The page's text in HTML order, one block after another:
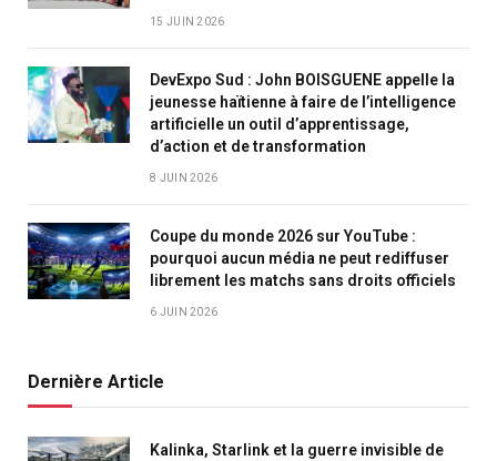
15 JUIN 2026
DevExpo Sud : John BOISGUENE appelle la
jeunesse haïtienne à faire de l’intelligence
artificielle un outil d’apprentissage,
d’action et de transformation
8 JUIN 2026
Coupe du monde 2026 sur YouTube :
pourquoi aucun média ne peut rediffuser
librement les matchs sans droits officiels
6 JUIN 2026
Dernière Article
Kalinka, Starlink et la guerre invisible de